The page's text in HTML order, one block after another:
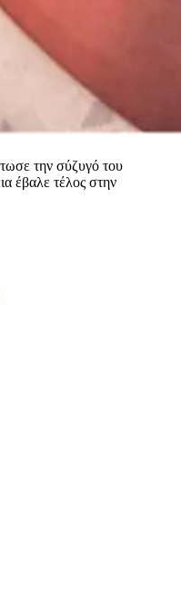
την σύζυγό του
έβαλε τέλος στην